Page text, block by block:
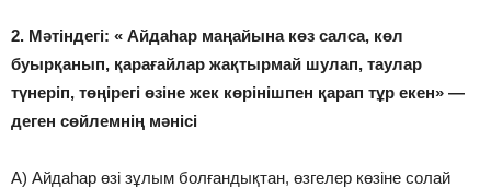
2. Мәтіндегі: « Айдаһар маңайына көз салса, көл
буырқанып, қарағайлар жақтырмай шулап, таулар
түнеріп, төңірегі өзіне жек көрінішпен қарап тұр екен» —
деген сөйлемнің мәнісі
A) Айдаһар өзі зұлым болғандықтан, өзгелер көзіне солай